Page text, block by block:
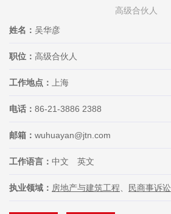
高级合伙人
姓名： 吴华彦
职位： 高级合伙人
工作地点： 上海
电话： 86-21-3886 2388
邮箱： wuhuayan@jtn.com
工作语言： 中文 英文
执业领域： 房地产与建筑工程 民商事诉讼